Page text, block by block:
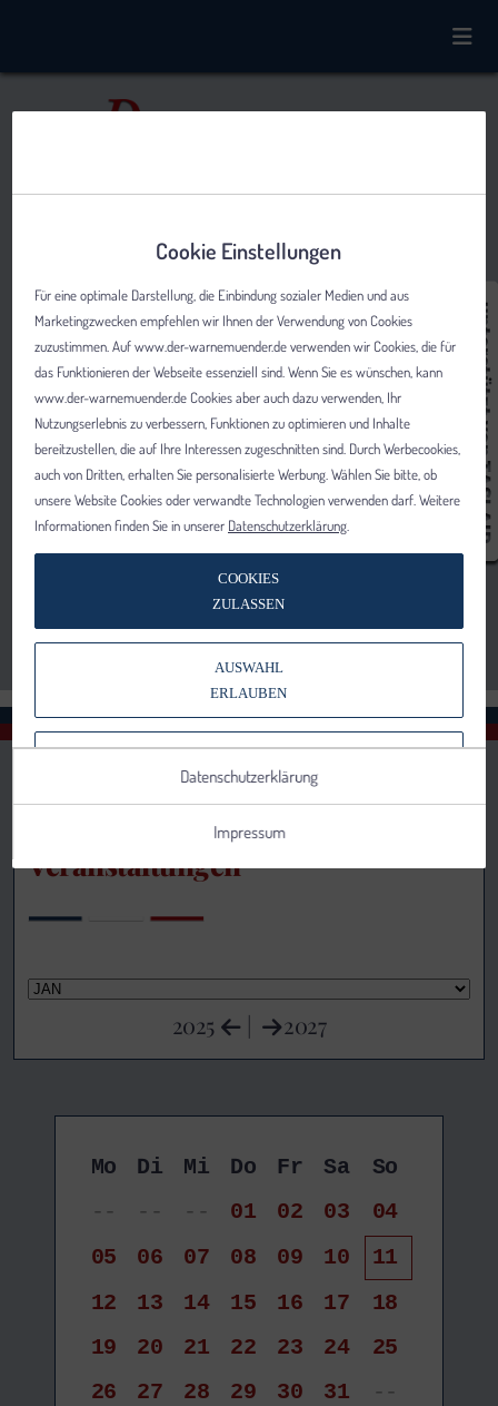
Veranstaltungen
2025 | 2027
Mo Di Mi Do Fr Sa
So
--
-- -- 01 02 03
04
05
06 07 08 09 10
11
12
13 14 15 16 17
18
19
20 21 22 23 24
25
26
27 28 29 30 31
--
Cookie Einstellungen
Für eine optimale Darstellung, die Einbindung sozialer Medien und aus
Marketingzwecken empfehlen wir Ihnen der Verwendung von Cookies
zuzustimmen. Auf www.der-warnemuender.de verwenden wir Cookies, die für
das Funktionieren der Webseite essenziell sind. Wenn Sie es wünschen, kann
www.der-warnemuender.de Cookies aber auch dazu verwenden, Ihr
Nutzungserlebnis zu verbessern, Funktionen zu optimieren und Inhalte
bereitzustellen, die auf Ihre Interessen zugeschnitten sind. Durch Werbecookies,
auch von Dritten, erhalten Sie personalisierte Werbung. Wählen Sie bitte, ob
unsere Website Cookies oder verwandte Technologien verwenden darf. Weitere
Informationen finden Sie in unserer Datenschutzerklärung
COOKIES
ZULASSEN
AUSWAHL
ERLAUBEN
VERWENDEN
Datenschutzerklärung
Impressum